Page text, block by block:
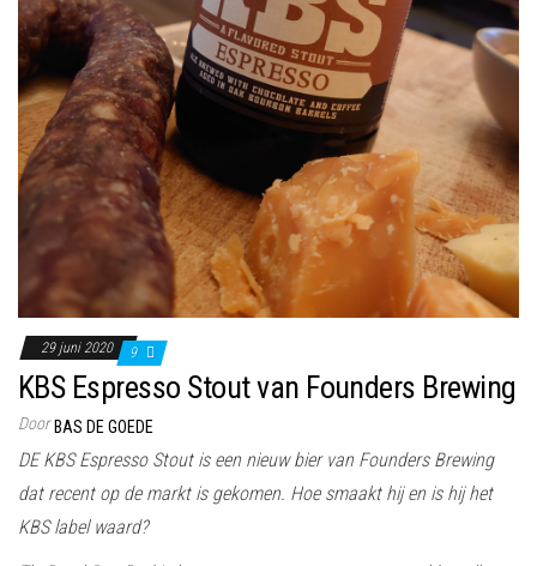
29 juni 2020 9
KBS Espresso Stout van Founders Brewing
Door BAS DE GOEDE
DE KBS Espresso Stout is een nieuw bier van Founders Brewing
dat recent op de markt is gekomen. Hoe smaakt hij en is hij het
KBS label waard?